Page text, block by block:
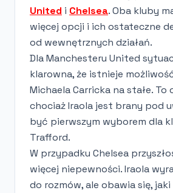
United i Chelsea. Oba kluby
więcej opcji i ich ostateczne
od wewnętrznych działań.
Dla Manchesteru United
klarowna, że istnieje
Michaela Carricka na stałe. To
chociaż Iraola jest brany pod
być pierwszym wyborem dla
Trafford.
W przypadku Chelsea
więcej niepewności. Iraola
do rozmów, ale obawia się,